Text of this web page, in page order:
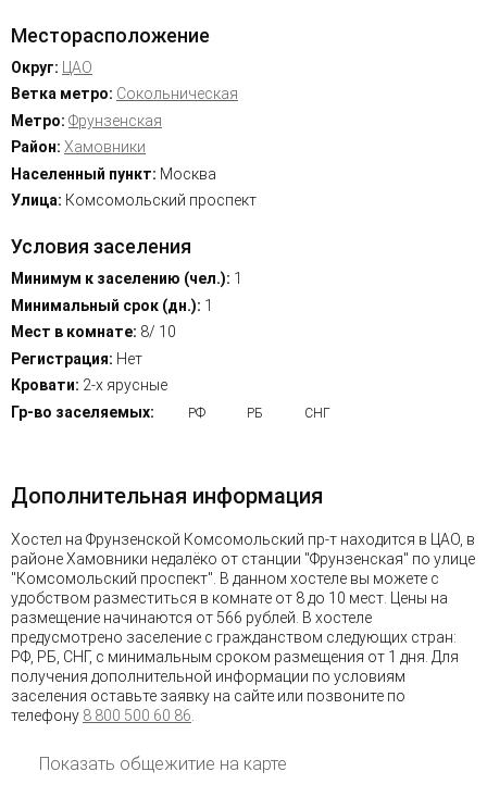
Месторасположение
Округ:
ЦАО
Ветка метро: Сокольническая
Метро: Фрунзенская
Район: Хамовники
Населенный пункт: Москва
Улица: Комсомольский проспект
Условия заселения
Минимум к заселению (чел.): 1
Минимальный срок (дн.): 1
Мест в комнате: 8/ 10
Регистрация: Нет
Кровати: 2-х ярусные
Гр-во заселяемых:
РФ РБ СНГ
Дополнительная информация
Хостел на Фрунзенской Комсомольский пр-т находится в ЦАО, в
районе Хамовники недалёко от станции "Фрунзенская" по улице
"Комсомольский проспект". В данном хостеле вы можете с
удобством разместиться в комнате от 8 до 10 мест. Цены на
размещение начинаются от 566 рублей. В хостеле
предусмотрено заселение с гражданством следующих стран:
РФ, РБ, СНГ, с минимальным сроком размещения от 1 дня. Для
получения дополнительной информации по условиям
заселения оставьте заявку на сайте или позвоните по
телефону 8 800 500 60 86
Показать общежитие на карте